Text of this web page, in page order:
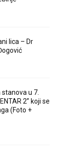
lica – Dr
u 7.
2” koji se
(Foto +